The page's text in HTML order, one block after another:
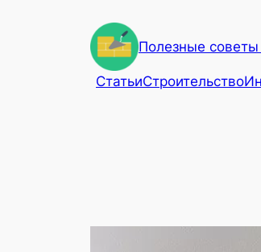
содержимому
Полезные советы
СтатьиСтроительство